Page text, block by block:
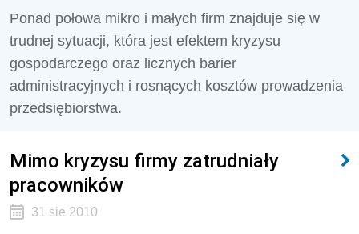
Ponad połowa mikro i małych firm znajduje się w
trudnej sytuacji, która jest efektem kryzysu
gospodarczego oraz licznych barier
administracyjnych i rosnących kosztów prowadzenia
przedsiębiorstwa.
Mimo kryzysu firmy zatrudniały
pracowników
31 sie 2010